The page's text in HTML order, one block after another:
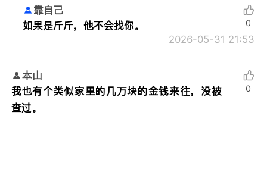
靠自己
如果是斤斤，他不会找你。
2026-05-31 21:53
0
本山
我也有个类似家里的几万块的金钱来往，没被
查过。
0